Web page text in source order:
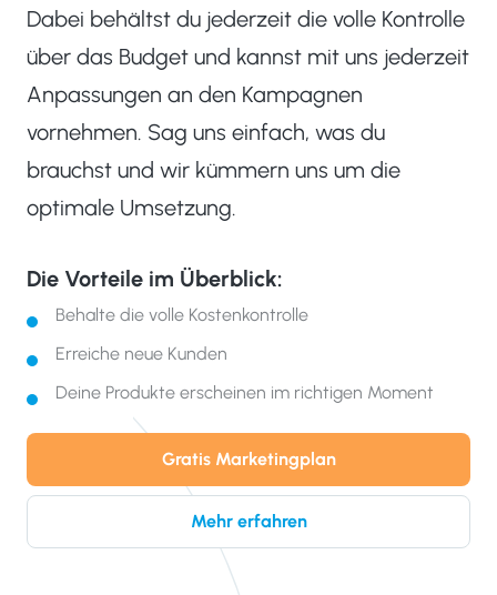
Dabei behältst du jederzeit die volle Kontrolle
über das Budget und kannst mit uns jederzeit
Anpassungen an den Kampagnen
vornehmen. Sag uns einfach, was du
brauchst und wir kümmern uns um die
optimale Umsetzung.
Die Vorteile im Überblick:
Behalte die volle Kostenkontrolle
Erreiche neue Kunden
Deine Produkte erscheinen im richtigen Moment
Gratis Marketingplan
Mehr erfahren